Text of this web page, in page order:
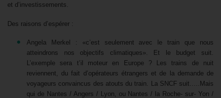
et d’investissements.
Des raisons d’espérer :
Angela Merkel : «c’est seulement avec le train que nous
atteindrons nos objectifs climatiques». Et le budget suit.
L’exemple sera t’il moteur en Europe ? Les trains de nuit
reviennent, du fait d’opérateurs étrangers et de la demande de
voyageurs convaincus des atouts du train. La SNCF suit…..Mais
qui de Nantes / Angers / Lyon, ou Nantes / la Roche- sur- Yon /